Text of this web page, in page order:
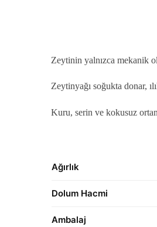
Zeytinin yalnızca mekanik
Zeytinyağı soğukta donar,
Kuru, serin ve kokusuz
Ağırlık
Dolum Hacmi
Ambalaj